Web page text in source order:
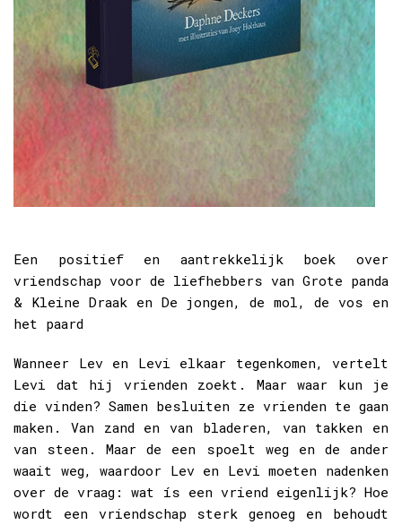
Een positief en aantrekkelijk boek over
vriendschap voor de liefhebbers van Grote panda
& Kleine Draak en De jongen, de mol, de vos en
het paard
Wanneer Lev en Levi elkaar tegenkomen, vertelt
Levi dat hij vrienden zoekt. Maar waar kun je
die vinden? Samen besluiten ze vrienden te gaan
maken. Van zand en van bladeren, van takken en
van steen. Maar de een spoelt weg en de ander
waait weg, waardoor Lev en Levi moeten nadenken
over de vraag: wat ís een vriend eigenlijk? Hoe
wordt een vriendschap sterk genoeg en behoudt